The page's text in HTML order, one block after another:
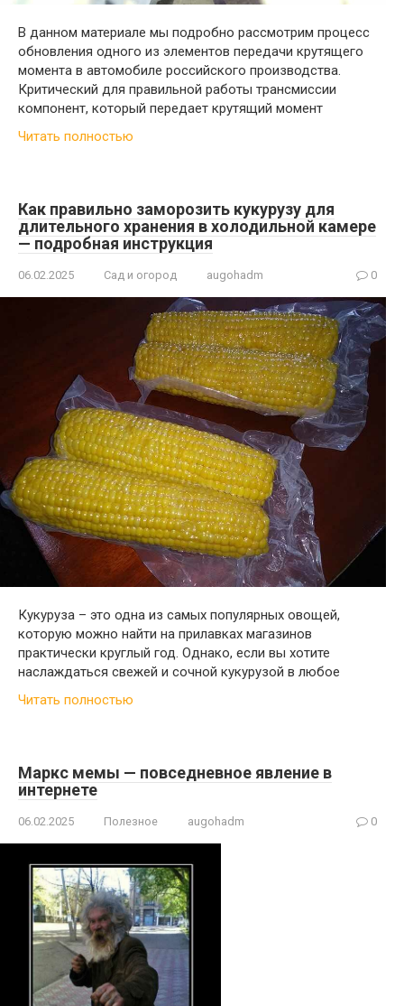
В данном материале мы подробно рассмотрим процесс
обновления одного из элементов передачи крутящего
момента в автомобиле российского производства.
Критический для правильной работы трансмиссии
компонент, который передает крутящий момент
Читать полностью
Как правильно заморозить кукурузу для
длительного хранения в холодильной камере
— подробная инструкция
06.02.2025 Сад и огород augohadm 0
Кукуруза – это одна из самых популярных овощей,
которую можно найти на прилавках магазинов
практически круглый год. Однако, если вы хотите
наслаждаться свежей и сочной кукурузой в любое
Читать полностью
Маркс мемы — повседневное явление в
интернете
06.02.2025 Полезное augohadm 0